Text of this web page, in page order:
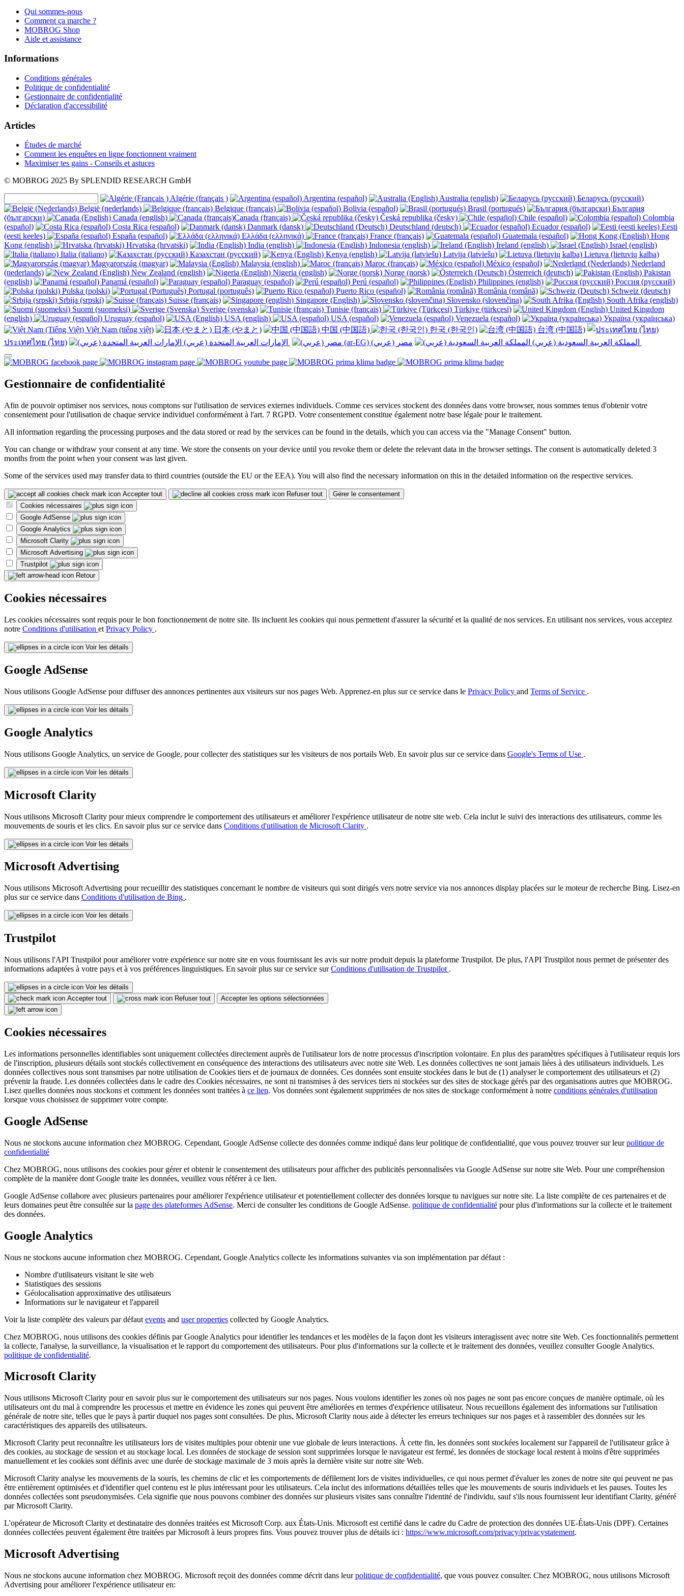
Qui sommes-nous
Comment ça marche ?
MOBROG Shop
Aide et assistance
Informations
Conditions générales
Politique de confidentialité
Gestionnaire de confidentialité
Déclaration d'accessibilité
Articles
Études de marché
Comment les enquêtes en ligne fonctionnent vraiment
Maximiser tes gains - Conseils et astuces
© MOBROG 2025 By SPLENDID RESEARCH GmbH
Algérie (français ) Argentina (español) Australia (english)
Беларусь (русский)
België (nederlands)
Belgique (français) Bolivia (español) Brasil (portugués)
България
(български)
Canada (english) Canada (français) Česká republika (česky) Chile (español)
Colombia
(español)
Costa Rica (español) Danmark (dansk) Deutschland (deutsch) Ecuador (español)
Eesti
(eesti keeles)
España (español) Ελλάδα (ελληνικά) France (français) Guatemala (español)
Hong
Kong (english)
Hrvatska (hrvatski) India (english) Indonesia (english) Ireland (english)
Israel (english)
Italia (italiano)
Казахстан (русский) Kenya (english) Latvija (latviešu)
Lietuva (lietuvių kalba)
Magyarország (magyar)
Malaysia (english) Maroc (français) México (español)
Nederland
(nederlands)
New Zealand (english) Nigeria (english) Norge (norsk) Österreich (deutsch)
Pakistan
(english)
Panamá (español) Paraguay (español) Perú (español) Philippines (english)
Россия (русский)
Polska (polski)
Portugal (português) Puerto Rico (español) România (română)
Schweiz (deutsch)
Srbija (srpski)
Suisse (français) Singapore (English) Slovensko (slovenčina)
South Afrika (english)
Suomi (suomeksi)
Sverige (svenska) Tunisie (français) Türkiye (türkçesi)
United Kingdom
(english)
Uruguay (español) USA (english) USA (español) Venezuela (español)
Україна (українська)
Việt Nam (tiếng việt)
日本 (やまと) 中国 (中国語) 한국 (한국인)
台湾 (中国語)
ประเทศไทย (ไทย)
Gestionnaire de confidentialité
Afin de pouvoir optimiser nos services, nous comptons sur l'utilisation de services externes individuels. Comme ces services stockent des données dans votre browser, nous sommes tenus d'obtenir votre
consentement pour l'utilisation de chaque service individuel conformément à l'art. 7 RGPD. Votre consentement constitue également notre base légale pour le traitement.
All information regarding the processing purposes and the data stored or read by the services can be found in the details, which you can access via the "Manage Consent" button.
You can change or withdraw your consent at any time. We store the consents on your device until you revoke them or delete the relevant data in the browser settings. The consent is automatically deleted 3
months from the point when your consent was last given.
Some of the services used may transfer data to third countries (outside the EU or the EEA). You will also find the necessary information on this in the detailed information on the respective services.
Accepter tout Refuser tout
Gérer le consentement
Cookies nécessaires
Google AdSense
Google Analytics
Microsoft Clarity
Microsoft Advertising
Trustpilot
Retour
Cookies nécessaires
Les cookies nécessaires sont requis pour le bon fonctionnement de notre site. Ils incluent les cookies qui nous permettent d'assurer la sécurité et la qualité de nos services. En utilisant nos services, vous acceptez
notre Conditions d'utilisation et Privacy Policy .
Voir les détails
Google AdSense
Nous utilisons Google AdSense pour diffuser des annonces pertinentes aux visiteurs sur nos pages Web. Apprenez-en plus sur ce service dans le Privacy Policy and Terms of Service .
Voir les détails
Google Analytics
Nous utilisons Google Analytics, un service de Google, pour collecter des statistiques sur les visiteurs de nos portails Web. En savoir plus sur ce service dans Google's Terms of Use .
Voir les détails
Microsoft Clarity
Nous utilisons Microsoft Clarity pour mieux comprendre le comportement des utilisateurs et améliorer l'expérience utilisateur de notre site web. Cela inclut le suivi des interactions des utilisateurs, comme les
mouvements de souris et les clics. En savoir plus sur ce service dans Conditions d'utilisation de Microsoft Clarity .
Voir les détails
Microsoft Advertising
Nous utilisons Microsoft Advertising pour recueillir des statistiques concernant le nombre de visiteurs qui sont dirigés vers notre service via nos annonces display placées sur le moteur de recherche Bing. Lisez-en
plus sur ce service dans Conditions d'utilisation de Bing .
Voir les détails
Trustpilot
Nous utilisons l'API Trustpilot pour améliorer votre expérience sur notre site en vous fournissant les avis sur notre produit depuis la plateforme Trustpilot. De plus, l'API Trustpilot nous permet de présenter des
informations adaptées à votre pays et à vos préférences linguistiques. En savoir plus sur ce service surConditions d'utilisation de Trustpilot .
Voir les détails
Accepter tout
Refuser tout Accepter les options sélectionnées
Cookies nécessaires
Les informations personnelles identifiables sont uniquement collectées directement auprès de l'utilisateur lors de notre processus d'inscription volontaire. En plus des paramètres spécifiques à l'utilisateur requis lors
de l'inscription, plusieurs détails sont stockés collectivement en conséquence des interactions des utilisateurs avec notre site Web. Les données collectives ne sont jamais liées à des utilisateurs individuels. Les
données collectives nous sont transmises par notre utilisation de Cookies tiers et de journaux de données. Ces données sont ensuite stockées dans le but de (1) analyser le comportement des utilisateurs et (2)
prévenir la fraude. Les données collectées dans le cadre des Cookies nécessaires, ne sont ni transmises à des services tiers ni stockées sur des sites de stockage gérés par des organisations autres que MOBROG.
Lisez quelles données nous stockons et comment les données sont traitées à ce lien. Vos données sont également supprimées de nos sites de stockage conformément à notre conditions générales d'utilisation
lorsque vous choisissez de supprimer votre compte.
Google AdSense
Nous ne stockons aucune information chez MOBROG. Cependant, Google AdSense collecte des données comme indiqué dans leur politique de confidentialité, que vous pouvez trouver sur leurpolitique de
confidentialité
Chez MOBROG, nous utilisons des cookies pour gérer et obtenir le consentement des utilisateurs pour afficher des publicités personnalisées via Google AdSense sur notre site Web. Pour une compréhension
complète de la manière dont Google traite les données, veuillez vous référer à ce lien.
Google AdSense collabore avec plusieurs partenaires pour améliorer l'expérience utilisateur et potentiellement collecter des données lorsque tu navigues sur notre site. La liste complète de ces partenaires et de
leurs domaines peut être consultée sur la page des plateformes AdSense. Merci de consulter les conditions de Google AdSense. politique de confidentialité pour plus d'informations sur la collecte et le traitement
des données.
Google Analytics
Nous ne stockons aucune information chez MOBROG. Cependant, Google Analytics collecte les informations suivantes via son implémentation par défaut :
Nombre d'utilisateurs visitant le site web
Statistiques des sessions
Géolocalisation approximative des utilisateurs
Informations sur le navigateur et l'appareil
Voir la liste complète des valeurs par défaut events and user properties collected by Google Analytics.
Chez MOBROG, nous utilisons des cookies définis par Google Analytics pour identifier les tendances et les modèles de la façon dont les visiteurs interagissent avec notre site Web. Ces fonctionnalités permettent
la collecte, l'analyse, la surveillance, la visualisation et le rapport du comportement des utilisateurs. Pour plus d'informations sur la collecte et le traitement des données, veuillez consulter Google Analytics.
politique de confidentialité.
Microsoft Clarity
Nous utilisons Microsoft Clarity pour en savoir plus sur le comportement des utilisateurs sur nos pages. Nous voulons identifier les zones où nos pages ne sont pas encore conçues de manière optimale, où les
utilisateurs ont du mal à comprendre les processus et mettre en évidence les zones qui peuvent être améliorées en termes d'expérience utilisateur. Nous recueillons également des informations sur l'utilisation
générale de notre site, telles que le pays à partir duquel nos pages sont consultées. De plus, Microsoft Clarity nous aide à détecter les erreurs techniques sur nos pages et à rassembler des données sur les
caractéristiques des appareils des utilisateurs.
Microsoft Clarity peut reconnaître les utilisateurs lors de visites multiples pour obtenir une vue globale de leurs interactions. À cette fin, les données sont stockées localement sur l'appareil de l'utilisateur grâce à
des cookies, au stockage de session et au stockage local. Les données de stockage de session sont supprimées lorsque le navigateur est fermé, les données de stockage local restent à moins d'être supprimées
manuellement et les cookies sont définis avec une durée de stockage maximale de 3 mois après la dernière visite sur notre site Web.
Microsoft Clarity analyse les mouvements de la souris, les chemins de clic et les comportements de défilement lors de visites individuelles, ce qui nous permet d'évaluer les zones de notre site qui peuvent ne pas
être entièrement optimisées et d'identifier quel contenu est le plus intéressant pour les utilisateurs. Cela inclut des informations détaillées telles que les mouvements de souris individuels et les pauses. Toutes les
données collectées sont pseudonymisées. Cela signifie que nous pouvons combiner des données sur plusieurs visites sans connaître l'identité de l'individu, sauf s'ils nous fournissent leur identifiant Clarity, généré
par Microsoft Clarity.
L'opérateur de Microsoft Clarity et destinataire des données traitées est Microsoft Corp. aux États-Unis. Microsoft est certifié dans le cadre du Cadre de protection des données UE-États-Unis (DPF). Certaines
données collectées peuvent également être traitées par Microsoft à leurs propres fins. Vous pouvez trouver plus de détails ici : https://www.microsoft.com/privacy/privacystatement.
Microsoft Advertising
Nous ne stockons aucune information chez MOBROG. Microsoft reçoit des données comme décrit dans leurpolitique de confidentialité, que vous pouvez consulter. Chez MOBROG, nous utilisons Microsoft
Advertising pour améliorer l'expérience utilisateur en: